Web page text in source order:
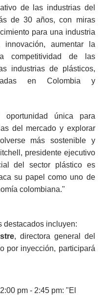
de las industrias del
de 30 años, con miras
para una industria
aumentar la
competitividad de las
industrias de plásticos,
en Colombia y
oportunidad única para
del mercado y explorar
más sostenible y
presidente ejecutivo
del sector plástico es
su papel como uno de
colombiana."
destacados incluyen:
, directora general del
por inyección, participará
pm - 2:45 pm: "El